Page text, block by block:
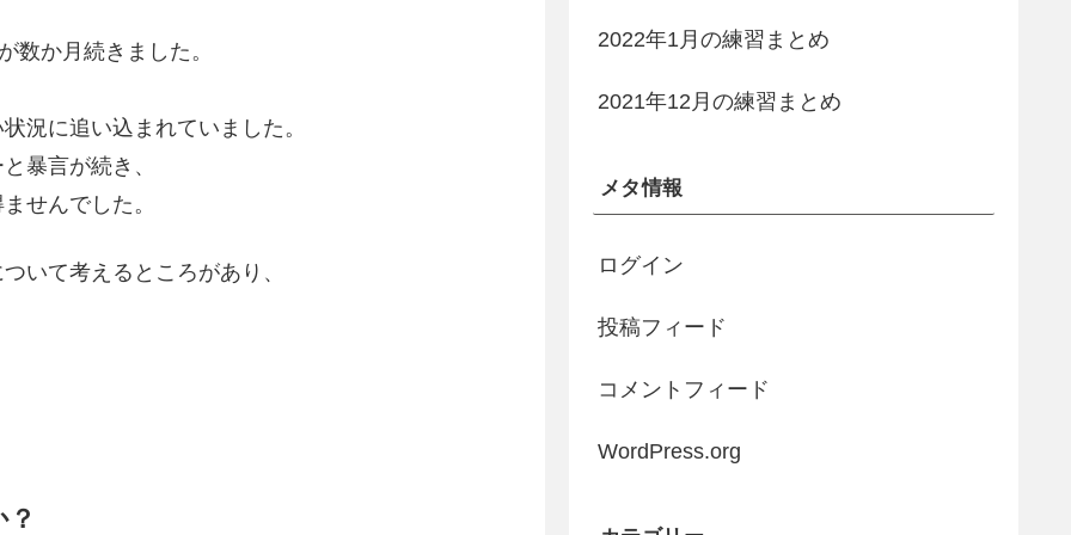
数か月続きました。
況に追い込まれていました。
暴言が続き、
せんでした。
いて考えるところがあり、
2022年1月の練習まとめ
2021年12月の練習まとめ
メタ情報
ログイン
投稿フィード
コメントフィード
WordPress.org